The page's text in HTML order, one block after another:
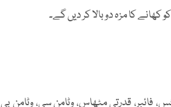
کا مزہ دوبالا کر دیں گے۔